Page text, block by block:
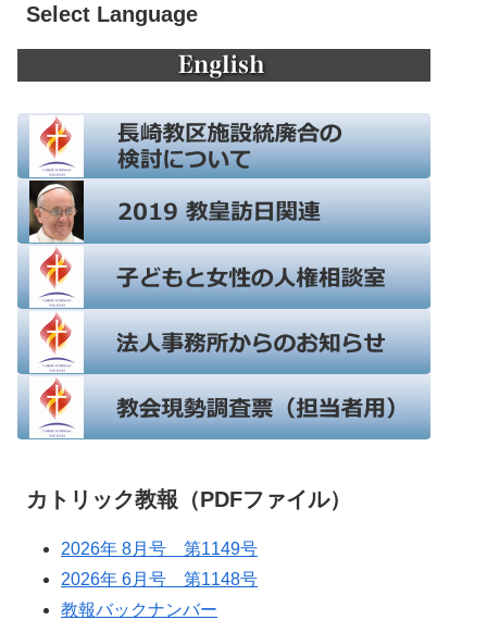
Select Language
カトリック教報（PDFファイル）
2026年 8月号 第1149号
2026年 6月号 第1148号
教報バックナンバー